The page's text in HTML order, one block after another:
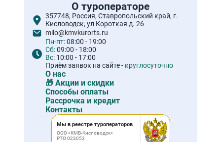
О туроператоре
357748, Россия, Ставропольский край, г.
Кисловодск, ул Короткая д. 26
milo@kmvkurorts.ru
Пн-пт:08:00 - 19:00
Сб:09:00 - 18:00
Вс: 10:00 - 17:00
Приём заявок на сайте - круглосуточно
О нас
🎁 Акции и скидки
Способы оплаты
Рассрочка и кредит
Контакты
Мы в реестре туроператоров
ООО «КМВ-Кисловодск»
РТО 023053